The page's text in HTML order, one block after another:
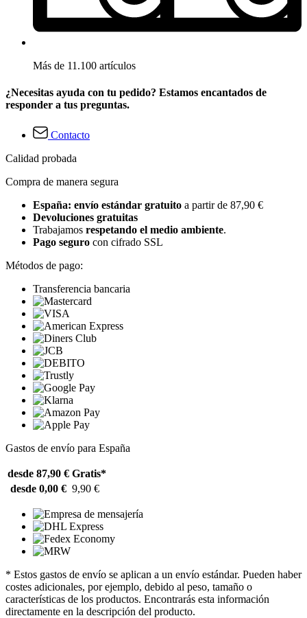
Más de 11.100 artículos
¿Necesitas ayuda con tu pedido? Estamos encantados de
responder a tus preguntas.
Contacto
Calidad probada
Compra de manera segura
España: envío estándar gratuito a partir de 87,90 €
Devoluciones gratuitas
Trabajamos respetando el medio ambiente.
Pago seguro con cifrado SSL
Métodos de pago:
Transferencia bancaria
Gastos de envío para España
desde 87,90 € Gratis*
desde 0,00 € 9,90 €
* Estos gastos de envío se aplican a un envío estándar. Pueden haber
costes adicionales, por ejemplo, debido al peso, tamaño o
características de los productos. Encontrarás esta información
directamente en la descripción del producto.